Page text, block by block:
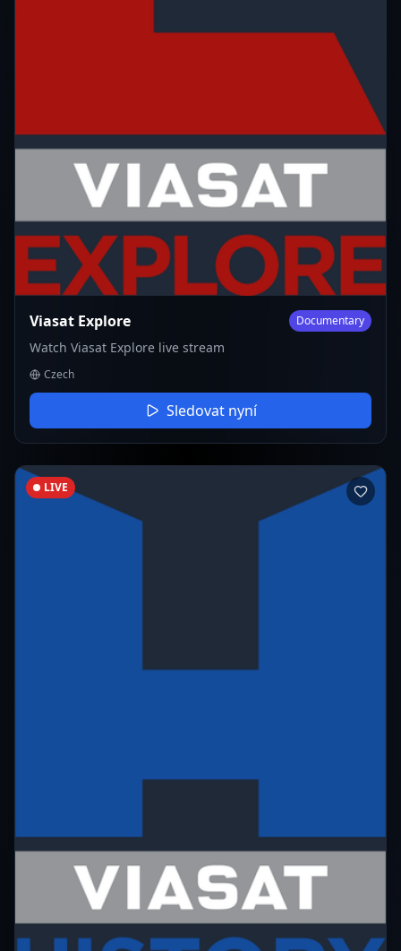
Viasat Explore Documentary
Watch Viasat Explore live stream
Czech
Sledovat nyní
LIVE